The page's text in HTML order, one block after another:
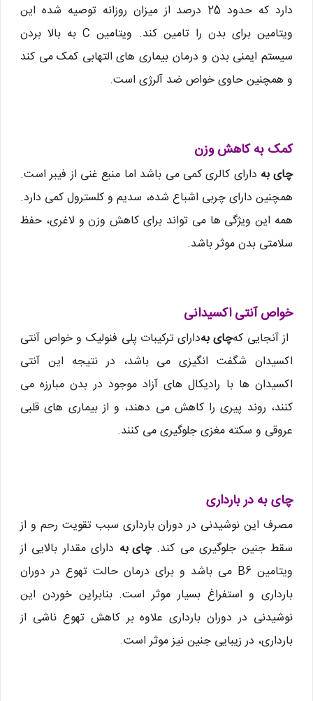
دارد که حدود 25 درصد از میزان روزانه توصیه شده این
ویتامین برای بدن را تامین کند. ویتامین C به بالا بردن
سیستم ایمنی بدن و درمان بیماری های التهابی کمک می کند
و همچنین حاوی خواص ضد آلرژی است.
کمک به کاهش وزن
چای به دارای کالری کمی می باشد اما منبع غنی از فیبر است.
همچنین دارای چربی اشباع شده، سدیم و کلسترول کمی دارد.
همه این ویژگی ها می تواند برای کاهش وزن و لاغری، حفظ
سلامتی بدن موثر باشد.
خواص آنتی اکسیدانی
از آنجایی کهچای بهدارای ترکیبات پلی فنولیک و خواص آنتی
اکسیدان شگفت انگیزی می باشد، در نتیجه این آنتی
اکسیدان ها با رادیکال های آزاد موجود در بدن مبارزه می
کنند، روند پیری را کاهش می دهند، و از بیماری های قلبی
عروقی و سکته مغزی جلوگیری می کنند.
چای به در بارداری
مصرف این نوشیدنی در دوران بارداری سبب تقویت رحم و از
سقط جنین جلوگیری می کند.چای به دارای مقدار بالایی از
ویتامین B6 می باشد و برای درمان حالت تهوع در دوران
بارداری و استفراغ بسیار موثر است. بنابراین خوردن این
نوشیدنی در دوران بارداری علاوه بر کاهش تهوع ناشی از
بارداری، در زیبایی جنین نیز موثر است.